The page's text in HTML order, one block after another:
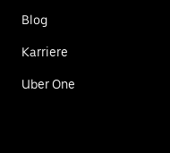
Blog
Karriere
Uber One